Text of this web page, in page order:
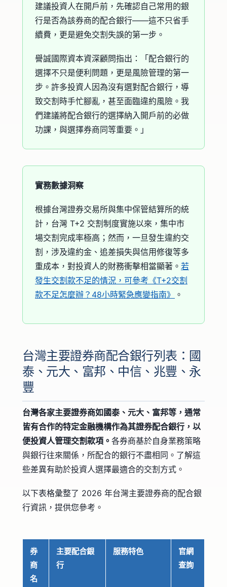
建議投資人在開戶前，先確認自己常用的銀
行是否為該券商的配合銀行——這不只省手
續費，更是避免交割失誤的第一步。
譽誠國際資本資深顧問指出：「配合銀行的
選擇不只是便利問題，更是風險管理的第一
步。許多投資人因為沒有選對配合銀行，導
致交割時手忙腳亂，甚至面臨違約風險。我
們建議將配合銀行的選擇納入開戶前的必做
功課，與選擇券商同等重要。」
實務數據洞察
根據台灣證券交易所與集中保管結算所的統
計，台灣 T+2 交割制度實施以來，集中市
場交割完成率極高；然而，一旦發生違約交
割，涉及違約金、追差損失與信用修復等多
重成本，對投資人的財務衝擊相當顯著。 若
發生交割款不足的情況，可參考《T+2交割
款不足怎麼辦？48小時緊急應變指南》
。
台灣主要證券商配合銀行列表：國
泰、元大、富邦、中信、兆豐、永
豐
台灣各家主要證券商如國泰、元大、富邦等，通常
皆有合作的特定金融機構作為其證券配合銀行，以
便投資人管理交割款項。 各券商基於自身業務策略
與銀行往來關係，所配合的銀行不盡相同。了解這
些差異有助於投資人選擇最適合的交割方式。
以下表格彙整了 2026 年台灣主要證券商的配合銀
行資訊，提供您參考。
券
商
名
主要配合銀
行
服務特色
官網
查詢